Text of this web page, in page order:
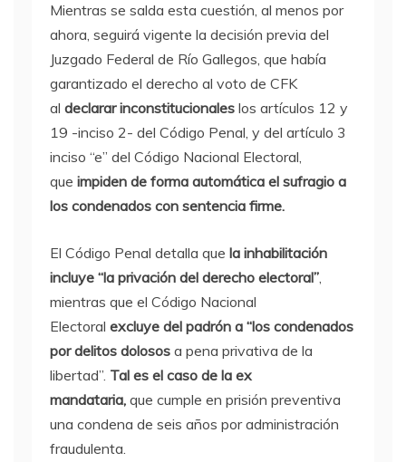
Mientras se salda esta cuestión, al menos por
ahora, seguirá vigente la decisión previa del
Juzgado Federal de Río Gallegos, que había
garantizado el derecho al voto de CFK
al declarar inconstitucionales los artículos 12 y
19 -inciso 2- del Código Penal, y del artículo 3
inciso “e” del Código Nacional Electoral,
que impiden de forma automática el sufragio a
los condenados con sentencia firme.
El Código Penal detalla que la inhabilitación
incluye “la privación del derecho electoral”,
mientras que el Código Nacional
Electoral excluye del padrón a “los condenados
por delitos dolosos a pena privativa de la
libertad”. Tal es el caso de la ex
mandataria, que cumple en prisión preventiva
una condena de seis años por administración
fraudulenta.